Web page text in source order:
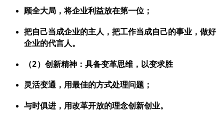
顾全大局，将企业利益放在第一位；
把自己当成企业的主人，把工作当成自己的事业，做好
企业的代言人。
（2）创新精神：具备变革思维，以变求胜
灵活变通，用最佳的方式处理问题；
与时俱进，用改革开放的理念创新创业。